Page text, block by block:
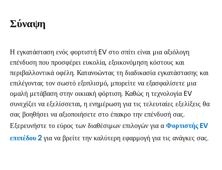
Σύναψη
Η εγκατάσταση ενός φορτιστή EV στο σπίτι είναι μια αξιόλογη
επένδυση που προσφέρει ευκολία, εξοικονόμηση κόστους και
περιβαλλοντικά οφέλη. Κατανοώντας τη διαδικασία εγκατάστασης και
επιλέγοντας τον σωστό εξοπλισμό, μπορείτε να εξασφαλίσετε μια
ομαλή μετάβαση στην οικιακή φόρτιση. Καθώς η τεχνολογία EV
συνεχίζει να εξελίσσεται, η ενημέρωση για τις τελευταίες εξελίξεις θα
σας βοηθήσει να αξιοποιήσετε στο έπακρο την επένδυσή σας.
Εξερευνήστε το εύρος των διαθέσιμων επιλογών για α Φορτιστής EV
επιπέδου 2 για να βρείτε την καλύτερη εφαρμογή για τις ανάγκες σας.